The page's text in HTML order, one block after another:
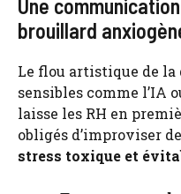
Une
brouillard
Le flou artistique de
sensibles comme l’IA
laisse les RH en
obligés d’improviser
stress toxique et